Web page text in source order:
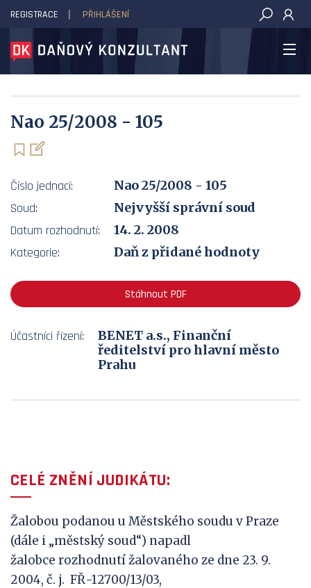
DAŇOVÝ KONZULTANT
REGISTRACE PŘIHLÁŠENÍ
Nao 25/2008 - 105
Číslo jednací:
Nao 25/2008 - 105
Soud:
Nejvyšší správní soud
Datum rozhodnutí:
14. 2. 2008
Kategorie:
Daň z přidané hodnoty
Stáhnout PDF
Účastníci řízení:
BENET a.s., Finanční
ředitelství pro hlavní město
Prahu
CELÉ ZNĚNÍ JUDIKÁTU:
Žalobou podanou u Městského soudu v Praze
(dále i „městský soud“) napadl
žalobce rozhodnutí žalovaného ze dne 23. 9.
2004, č. j. FŘ-12700/13/03,